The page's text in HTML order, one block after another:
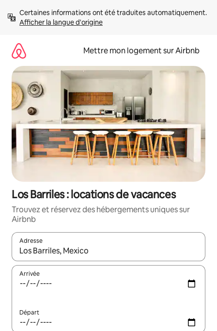
directement
Afficher la langue d'origine
Mettre mon logement sur Airbnb
Los Barriles : locations de vacances
Trouvez et réservez des hébergements uniques sur
Airbnb
Adresse
Lorsque les résultats s'affichent, utilisez les flèches vers le
Arrivée
Départ